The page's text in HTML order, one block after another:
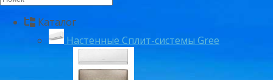
Каталог
Настенные Сплит-системы Gree